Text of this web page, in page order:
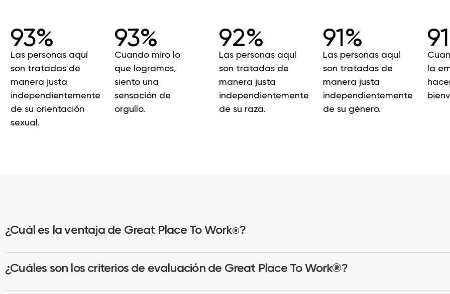
93%
Las personas aquí
son tratadas de
manera justa
independientemente
de su orientación
sexual.
93%
Cuando miro lo
que logramos,
siento una
sensación de
orgullo.
92%
Las personas aquí
son tratadas de
manera justa
independientemente
de su raza.
91%
Las personas aquí
son tratadas de
manera justa
independientemente
de su género.
la
¿Cuál es la ventaja de Great Place To Work®?
¿Cuáles son los criterios de evaluación de Great Place To Work®?